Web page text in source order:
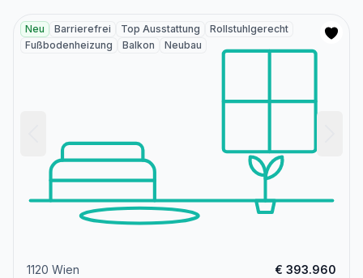
Neu Barrierefrei Top Ausstattung
Rollstuhlgerecht
Fußbodenheizung
Balkon Neubau
1120 Wien € 393.960